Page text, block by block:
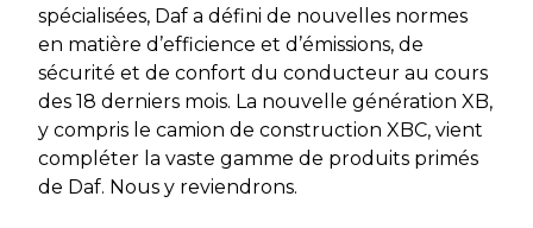
spécialisées, Daf a défini de nouvelles normes
en matière d’efficience et d’émissions, de
sécurité et de confort du conducteur au cours
des 18 derniers mois. La nouvelle génération XB,
y compris le camion de construction XBC, vient
compléter la vaste gamme de produits primés
de Daf. Nous y reviendrons.